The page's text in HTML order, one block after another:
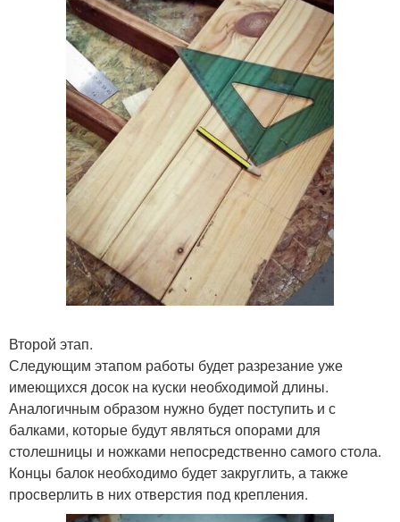
Второй этап.
Следующим этапом работы будет разрезание уже
имеющихся досок на куски необходимой длины.
Аналогичным образом нужно будет поступить и с
балками, которые будут являться опорами для
столешницы и ножками непосредственно самого стола.
Концы балок необходимо будет закруглить, а также
просверлить в них отверстия под крепления.